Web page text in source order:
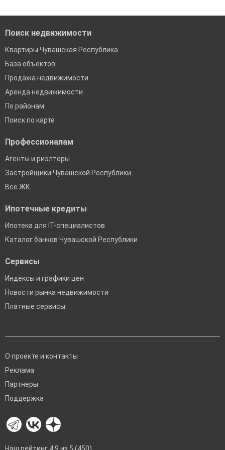
Поиск недвижимости
Квартиры Чувашская Республика
База объектов
Продажа недвижимости
Аренда недвижимости
По районам
Поиск по карте
Профессионалам
Агенты и риэлторы
Застройщики Чувашской Республики
Все ЖК
Ипотечные кредиты
Ипотека для IT-специалистов
Каталог банков Чувашской Республики
Сервисы
Индексы и графики цен
Новости рынка недвижимости
Платные сервисы
О проекте и контакты
Реклама
Партнеры
Поддержка